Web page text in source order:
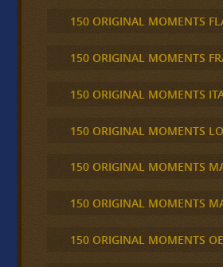
150 ORIGINAL MOMENTS
150 ORIGINAL MOMENTS
150 ORIGINAL MOMENTS
150 ORIGINAL MOMENTS
150 ORIGINAL MOMENTS
150 ORIGINAL MOMENTS
150 ORIGINAL MOMENTS